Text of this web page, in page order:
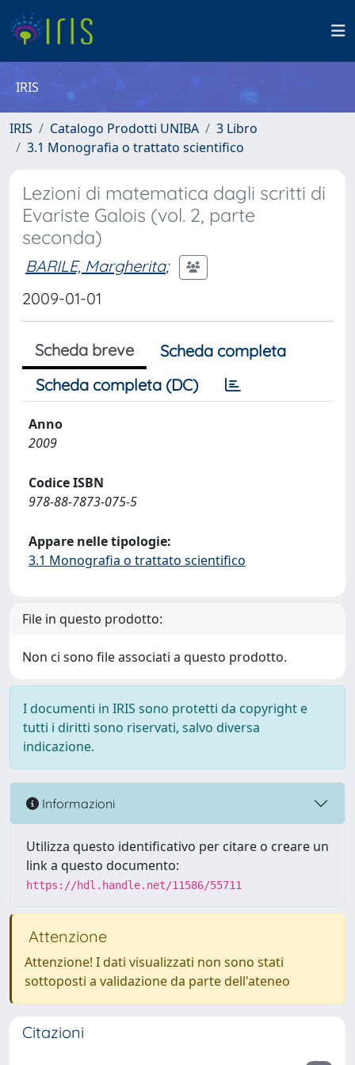
IRIS
IRIS Catalogo Prodotti UNIBA
3 Libro
3.1 Monografia o trattato scientifico
Lezioni di matematica dagli scritti di
Evariste Galois (vol. 2, parte
seconda)
BARILE, Margherita;
2009-01-01
Scheda breve
Scheda completa
Scheda completa (DC)
Anno
2009
Codice ISBN
978-88-7873-075-5
Appare nelle tipologie:
3.1 Monografia o trattato scientifico
File in questo prodotto:
Non ci sono file associati a questo prodotto.
I documenti in IRIS sono protetti da copyright e
tutti i diritti sono riservati, salvo diversa
indicazione.
Informazioni
Utilizza questo identificativo per citare o creare un
link a questo documento:
https://hdl.handle.net/11586/55711
Attenzione
Attenzione! I dati visualizzati non sono stati
sottoposti a validazione da parte dell'ateneo
Citazioni